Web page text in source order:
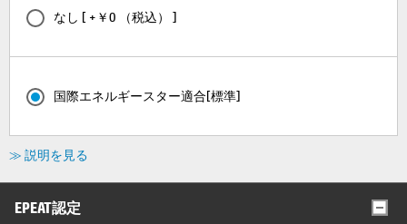
なし [ +￥0 （税込） ]
国際エネルギースター適合[標準]
≫ 説明を見る
EPEAT認定